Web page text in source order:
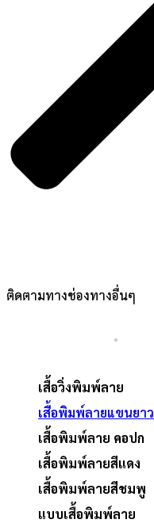
ติดตามทางช่องทางอื่นๆ
เสื้อวิ่งพิมพ์ลาย
เสื้อพิมพ์ลายแขนยาว
เสื้อพิมพ์ลาย คอปก
เสื้อพิมพ์ลายสีแดง
เสื้อพิมพ์ลายสีชมพู
แบบเสื้อพิมพ์ลาย